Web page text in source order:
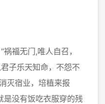
福无门,唯人自召，
子乐天知命，不怨不
灭宿业，培植来报
是没有饭吃衣服穿的残